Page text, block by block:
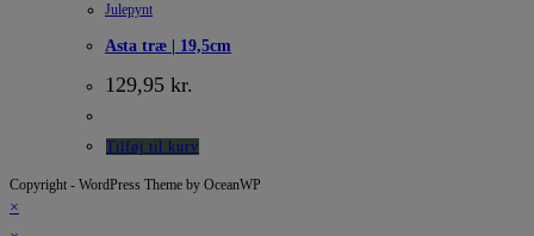
Julepynt
Asta træ | 19,5cm
129,95 kr.
Tilføj til kurv
Copyright - WordPress Theme by OceanWP
×